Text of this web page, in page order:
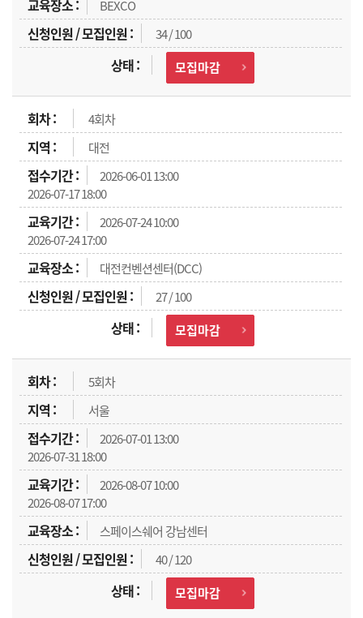
BEXCO
34 / 100
모집마감
4회차
대전
2026-06-01 13:00
2026-07-17 18:00
2026-07-24 10:00
2026-07-24 17:00
대전컨벤션센터(DCC)
27 / 100
모집마감
5회차
서울
2026-07-01 13:00
2026-07-31 18:00
2026-08-07 10:00
2026-08-07 17:00
스페이스쉐어 강남센터
40 / 120
모집마감